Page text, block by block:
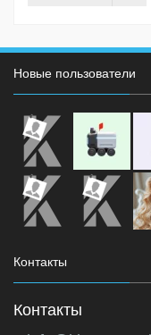
Новые пользователи
Контакты
Контакты